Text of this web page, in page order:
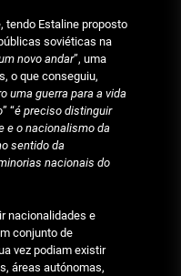
tendo Estaline proposto
soviéticas na
novo andar”, uma
o que conseguiu,
uma guerra para a vida
” “é preciso distinguir
e o nacionalismo da
sentido da
nacionais do
nacionalidades e
conjunto de
vez podiam existir
áreas autónomas,